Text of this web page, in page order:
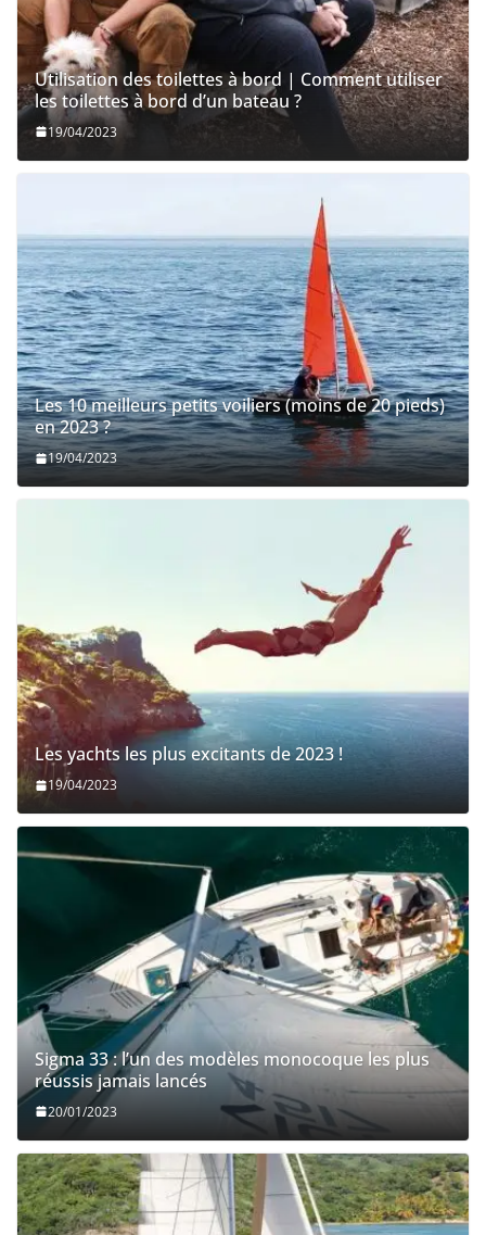
Utilisation des toilettes à bord | Comment utiliser
les toilettes à bord d’un bateau ?
19/04/2023
Les 10 meilleurs petits voiliers (moins de 20 pieds)
en 2023 ?
19/04/2023
Les yachts les plus excitants de 2023 !
19/04/2023
Sigma 33 : l’un des modèles monocoque les plus
réussis jamais lancés
20/01/2023